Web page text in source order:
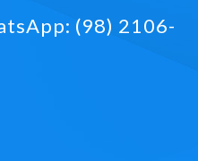
(98) 2106-